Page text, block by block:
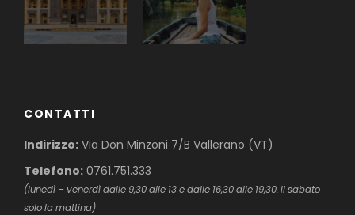
CONTATTI
Indirizzo: Via Don Minzoni 7/B Vallerano (VT)
Telefono: 0761.751.333
(lunedì – venerdì dalle 9,30 alle 13 e dalle 16,30 alle 19,30. Il sabato
solo la mattina)